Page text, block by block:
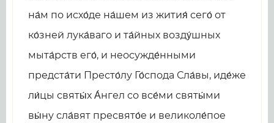
на́м по исхо́де на́шем из жития́ сего́ от
ко́зней лука́ваго и та́йных возду́шных
мыта́рств его́, и неосужде́нными
предста́ти Престо́лу Го́спода Сла́вы, иде́же
ли́цы святы́х А́нгел со все́ми святы́ми
вы́ну сла́вят пресвято́е и великоле́пое